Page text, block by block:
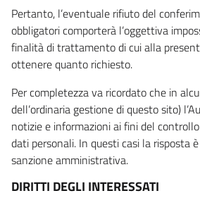
Pertanto, l’eventuale rifiuto del
obbligatori comporterà l’oggettiva
finalità di trattamento di cui alla
ottenere quanto richiesto.
Per completezza va ricordato che in
dell’ordinaria gestione di questo sito)
notizie e informazioni ai fini del
dati personali. In questi casi la risposta
sanzione amministrativa.
DIRITTI DEGLI INTERESSATI